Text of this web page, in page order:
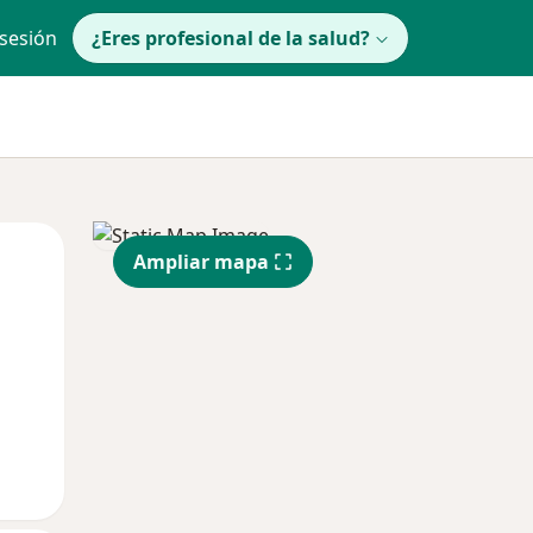
¿Eres profesional de la salud?
Mar
11 Ago
Mié
12 Ago
Ampliar mapa